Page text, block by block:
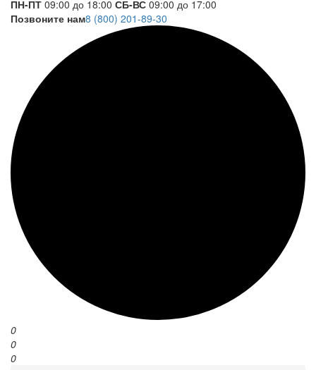
ПН-ПТ 09:00 до 18:00 СБ-ВС 09:00 до 17:00
Позвоните нам8 (800) 201-89-30
0
0
0